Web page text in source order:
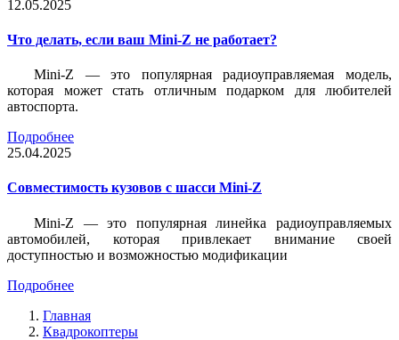
12.05.2025
Что делать, если ваш Mini-Z не работает?
Mini-Z — это популярная радиоуправляемая модель,
которая может стать отличным подарком для любителей
автоспорта.
Подробнее
25.04.2025
Совместимость кузовов с шасси Mini-Z
Mini-Z — это популярная линейка радиоуправляемых
автомобилей, которая привлекает внимание своей
доступностью и возможностью модификации
Подробнее
Главная
Квадрокоптеры